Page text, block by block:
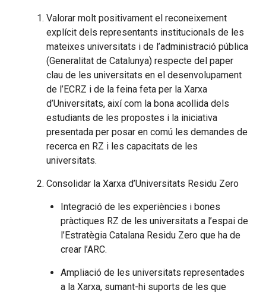
Valorar molt positivament el reconeixement
explícit dels representants institucionals de les
mateixes universitats i de l’administració pública
(Generalitat de Catalunya) respecte del paper
clau de les universitats en el desenvolupament
de l’ECRZ i de la feina feta per la Xarxa
d’Universitats, així com la bona acollida dels
estudiants de les propostes i la iniciativa
presentada per posar en comú les demandes de
recerca en RZ i les capacitats de les
universitats.
Consolidar la Xarxa d’Universitats Residu Zero
Integració de les experiències i bones
pràctiques RZ de les universitats a l’espai de
l’Estratègia Catalana Residu Zero que ha de
crear l’ARC.
Ampliació de les universitats representades
a la Xarxa, sumant-hi suports de les que